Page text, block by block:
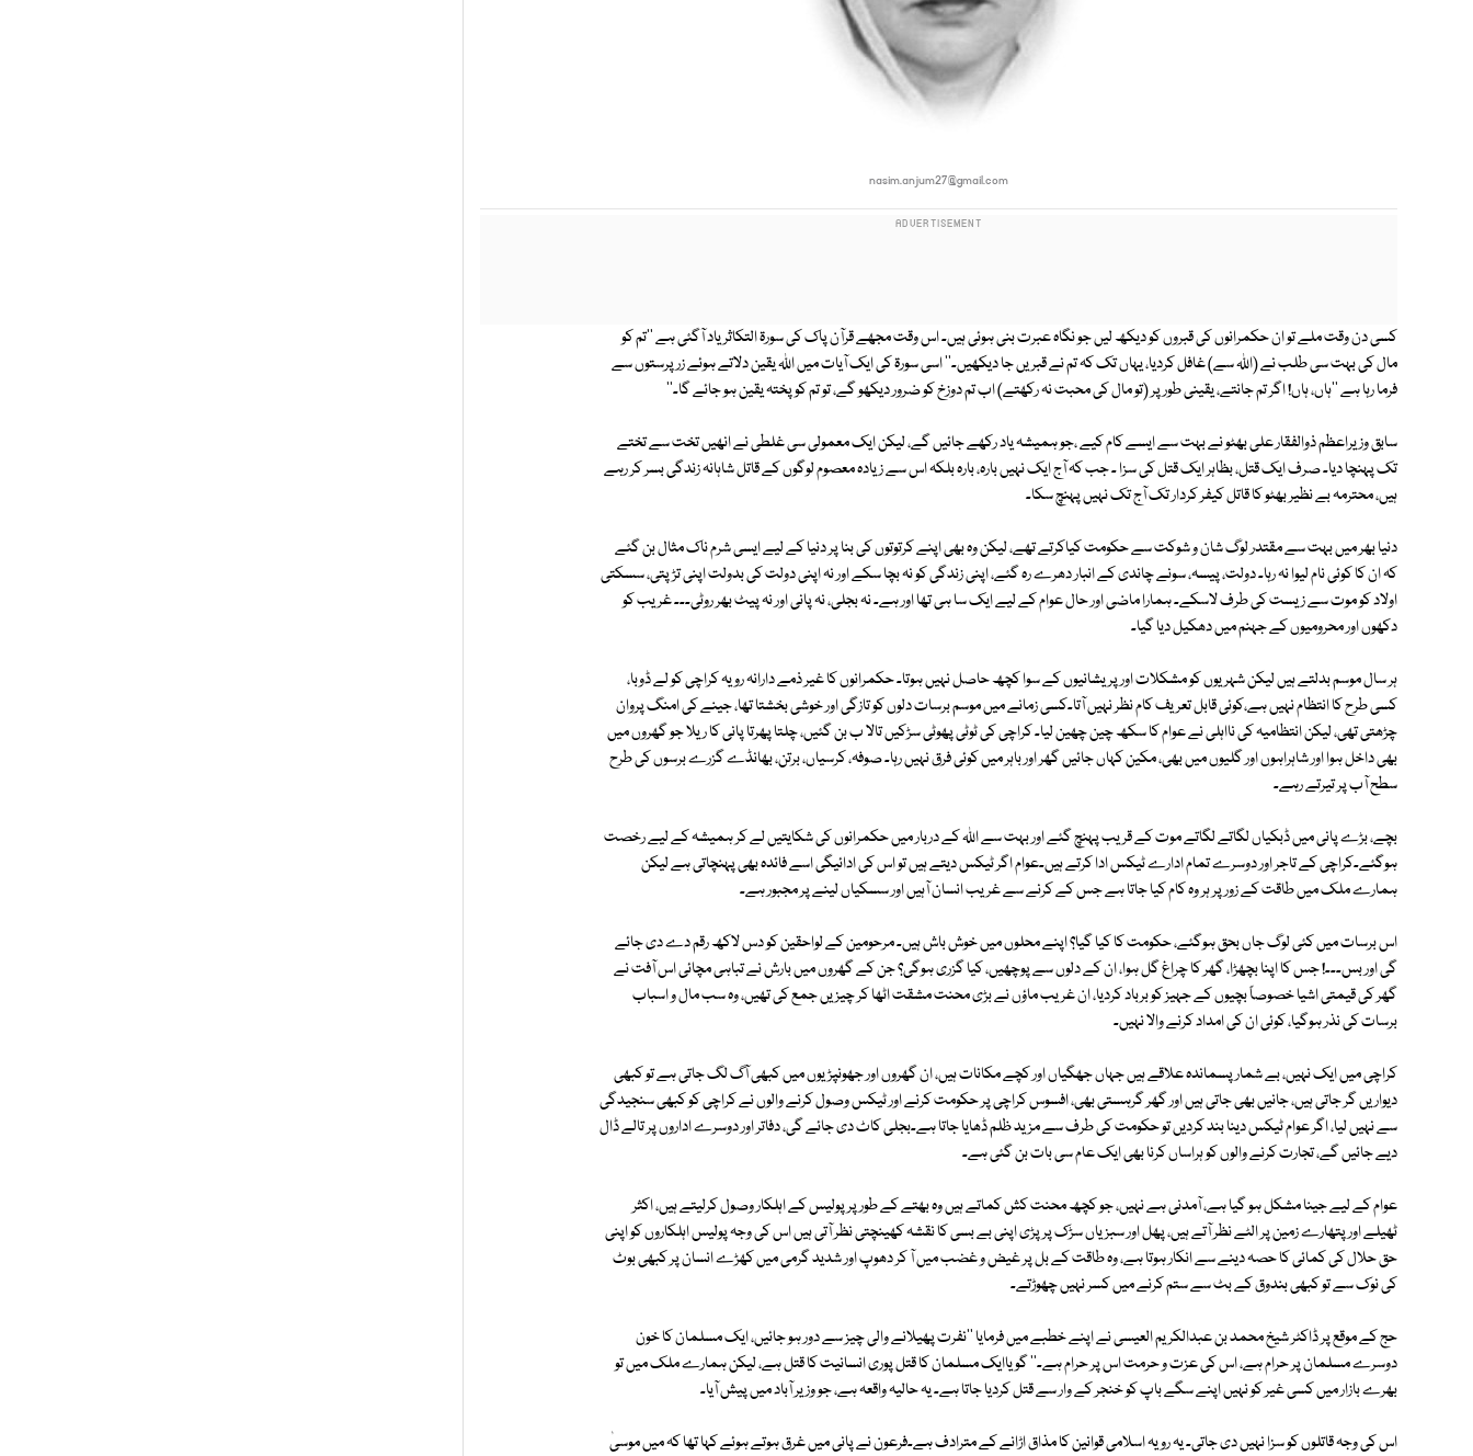
nasim.anjum27@gmail.com
کسی دن وقت ملے تو ان حکمرانوں کی قبروں کو دیکھ لیں جو نگاہ عبرت بنی ہوئی ہیں۔ اس وقت مجھے قرآن پاک کی سورۃ التکاثر یاد آگئی ہے ''تم کو
مال کی بہت سی طلب نے (اللہ سے) غافل کردیا، یہاں تک کہ تم نے قبریں جا دیکھیں۔'' اسی سورۃ کی ایک آیات میں اللہ یقین دلاتے ہوئے زرپرستوں سے
فرما رہا ہے ''ہاں، ہاں! اگر تم جانتے، یقینی طور پر (تو مال کی محبت نہ رکھتے) اب تم دوزخ کو ضرور دیکھو گے، تو تم کو پختہ یقین ہو جائے گا۔''
سابق وزیراعظم ذوالفقار علی بھٹو نے بہت سے ایسے کام کیے ،جو ہمیشہ یاد رکھے جائیں گے، لیکن ایک معمولی سی غلطی نے انھیں تخت سے تختے
تک پہنچا دیا۔ صرف ایک قتل، بظاہر ایک قتل کی سزا ۔ جب کہ آج ایک نہیں بارہ، بارہ بلکہ اس سے زیادہ معصوم لوگوں کے قاتل شاہانہ زندگی بسر کر رہے
ہیں، محترمہ بے نظیر بھٹو کا قاتل کیفر کردار تک آج تک نہیں پہنچ سکا۔
دنیا بھر میں بہت سے مقتدر لوگ شان و شوکت سے حکومت کیاکرتے تھے، لیکن وہ بھی اپنے کرتوتوں کی بنا پر دنیا کے لیے ایسی شرم ناک مثال بن گئے
کہ ان کا کوئی نام لیوا نہ رہا۔ دولت، پیسہ، سونے چاندی کے انبار دھرے رہ گئے، اپنی زندگی کو نہ بچا سکے اور نہ اپنی دولت کی بدولت اپنی تڑپتی، سسکتی
اولاد کو موت سے زیست کی طرف لاسکے۔ ہمارا ماضی اور حال عوام کے لیے ایک سا ہی تھا اور ہے۔ نہ بجلی، نہ پانی اور نہ پیٹ بھر روٹی۔۔۔ غریب کو
دکھوں اور محرومیوں کے جہنم میں دھکیل دیا گیا۔
ہر سال موسم بدلتے ہیں لیکن شہریوں کو مشکلات اور پریشانیوں کے سوا کچھ حاصل نہیں ہوتا۔ حکمرانوں کا غیر ذمے دارانہ رویہ کراچی کو لے ڈوبا،
کسی طرح کا انتظام نہیں ہے،کوئی قابل تعریف کام نظر نہیں آتا۔کسی زمانے میں موسم برسات دلوں کو تازگی اور خوشی بخشتا تھا، جینے کی امنگ پروان
چڑھتی تھی، لیکن انتظامیہ کی نااہلی نے عوام کا سکھ چین چھین لیا۔ کراچی کی ٹوٹی پھوٹی سڑکیں تالا ب بن گئیں، چلتا پھرتا پانی کا ریلا جو گھروں میں
بھی داخل ہوا اور شاہراہوں اور گلیوں میں بھی، مکین کہاں جائیں گھر اور باہر میں کوئی فرق نہیں رہا۔ صوفہ، کرسیاں، برتن، بھانڈے گزرے برسوں کی طرح
سطح آب پر تیرتے رہے۔
بچے، بڑے پانی میں ڈبکیاں لگاتے لگاتے موت کے قریب پہنچ گئے اور بہت سے اللہ کے دربار میں حکمرانوں کی شکایتیں لے کر ہمیشہ کے لیے رخصت
ہوگئے۔کراچی کے تاجر اور دوسرے تمام ادارے ٹیکس ادا کرتے ہیں۔عوام اگر ٹیکس دیتے ہیں تو اس کی ادائیگی اسے فائدہ بھی پہنچاتی ہے لیکن
ہمارے ملک میں طاقت کے زور پر ہر وہ کام کیا جاتا ہے جس کے کرنے سے غریب انسان آہیں اور سسکیاں لینے پر مجبور ہے۔
اس برسات میں کئی لوگ جاں بحق ہوگئے، حکومت کا کیا گیا؟ اپنے محلوں میں خوش باش ہیں۔ مرحومین کے لواحقین کو دس لاکھ رقم دے دی جائے
گی اور بس۔۔۔! جس کا اپنا بچھڑا، گھر کا چراغ گل ہوا، ان کے دلوں سے پوچھیں، کیا گزری ہوگی؟ جن کے گھروں میں بارش نے تباہی مچائی اس آفت نے
گھر کی قیمتی اشیا خصوصاً بچیوں کے جہیز کو برباد کردیا، ان غریب ماؤں نے بڑی محنت مشقت اٹھا کر چیزیں جمع کی تھیں، وہ سب مال و اسباب
برسات کی نذر ہوگیا، کوئی ان کی امداد کرنے والا نہیں۔
کراچی میں ایک نہیں، بے شمار پسماندہ علاقے ہیں جہاں جھگیاں اور کچے مکانات ہیں، ان گھروں اور جھونپڑیوں میں کبھی آگ لگ جاتی ہے تو کبھی
دیواریں گر جاتی ہیں، جانیں بھی جاتی ہیں اور گھر گرہستی بھی، افسوس کراچی پر حکومت کرنے اور ٹیکس وصول کرنے والوں نے کراچی کو کبھی سنجیدگی
سے نہیں لیا، اگر عوام ٹیکس دینا بند کردیں تو حکومت کی طرف سے مزید ظلم ڈھایا جاتا ہے۔بجلی کاٹ دی جائے گی، دفاتر اور دوسرے اداروں پر تالے ڈال
دیے جائیں گے، تجارت کرنے والوں کو ہراساں کرنا بھی ایک عام سی بات بن گئی ہے۔
عوام کے لیے جینا مشکل ہو گیا ہے، آمدنی ہے نہیں، جو کچھ محنت کش کماتے ہیں وہ بھتے کے طور پر پولیس کے اہلکار وصول کرلیتے ہیں، اکثر
ٹھیلے اور پتھارے زمین پر الٹے نظر آتے ہیں، پھل اور سبزیاں سڑک پر پڑی اپنی بے بسی کا نقشہ کھینچتی نظر آتی ہیں اس کی وجہ پولیس اہلکاروں کو اپنی
حق حلال کی کمائی کا حصہ دینے سے انکار ہوتا ہے، وہ طاقت کے بل پر غیض و غضب میں آ کر دھوپ اور شدید گرمی میں کھڑے انسان پر کبھی بوٹ
کی نوک سے تو کبھی بندوق کے بٹ سے ستم کرنے میں کسر نہیں چھوڑتے۔
حج کے موقع پر ڈاکٹر شیخ محمد بن عبدالکریم العیسی نے اپنے خطبے میں فرمایا ''نفرت پھیلانے والی چیز سے دور ہو جائیں، ایک مسلمان کا خون
دوسرے مسلمان پر حرام ہے، اس کی عزت و حرمت اس پر حرام ہے۔'' گویاایک مسلمان کا قتل پوری انسانیت کا قتل ہے، لیکن ہمارے ملک میں تو
بھرے بازار میں کسی غیر کو نہیں اپنے سگے باپ کو خنجر کے وار سے قتل کردیا جاتا ہے۔ یہ حالیہ واقعہ ہے، جو وزیر آباد میں پیش آیا۔
اس کی وجہ قاتلوں کو سزا نہیں دی جاتی۔ یہ رویہ اسلامی قوانین کا مذاق اڑانے کے مترادف ہے۔فرعون نے پانی میں غرق ہوتے ہوئے کہا تھا کہ میں موسیٰ